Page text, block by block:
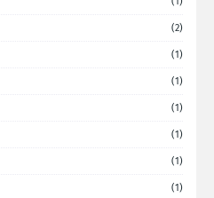
(2)
(1)
(1)
(1)
(1)
(1)
(1)